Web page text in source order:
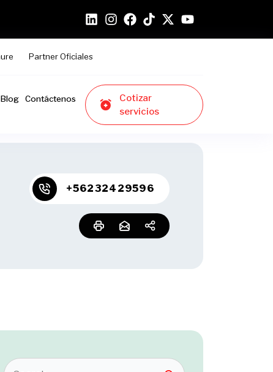
Partner Oficiales
Blog Contáctenos
Cotizar
servicios
+56232429596